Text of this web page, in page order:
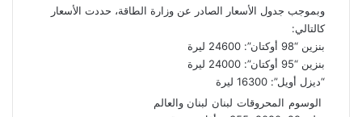
كإبا
وبموجب جدول الأسعار الصادر عن وزارة ​الطاقة​، حددت الأسعار
كالتالي:
بنزين “98 أوكتان”: 24600 ليرة
بنزين “95 أوكتان”: 24000 ليرة
“ديزل أويل”: 16300 ليرة
الوسوم المحروقات لبنان لبنان والعالم